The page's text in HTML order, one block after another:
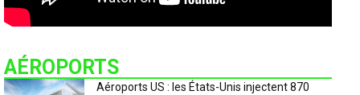
AÉROPORTS
Aéroports US : les États-Unis injectent 870